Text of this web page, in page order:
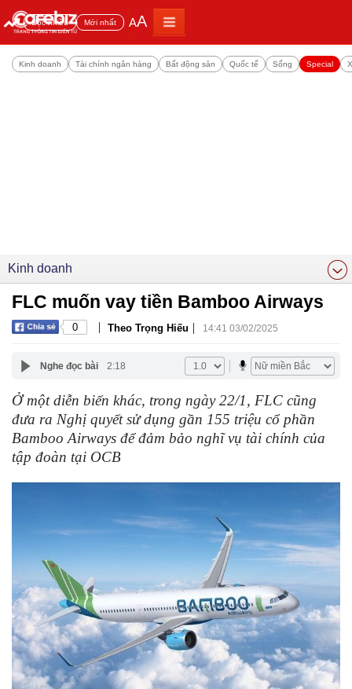
Đọc nhiều Mới nhất AA
Kinh doanh Tài chính ngân hàng Bất động sản Quốc tế Sống Special
Kinh doanh
FLC muốn vay tiền Bamboo Airways
0 | Theo Trọng Hiếu | 14:41 03/02/2025
Nghe đọc bài 2:18
Ở một diễn biến khác, trong ngày 22/1, FLC cũng
đưa ra Nghị quyết sử dụng gần 155 triệu cổ phần
Bamboo Airways để đảm bảo nghĩ vụ tài chính của
tập đoàn tại OCB